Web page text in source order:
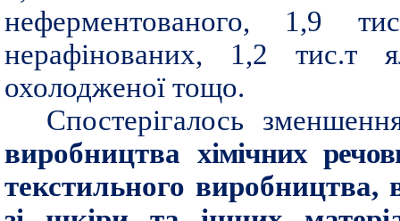
неферментованого, 1,9
нерафінованих, 1,2 тис.т
охолодженої тощо.
Спостерігалось
виробництва хімічних
текстильного виробництва,